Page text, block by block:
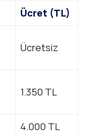
Ücret (TL)
Ücretsiz
1.350 TL
4.000 TL